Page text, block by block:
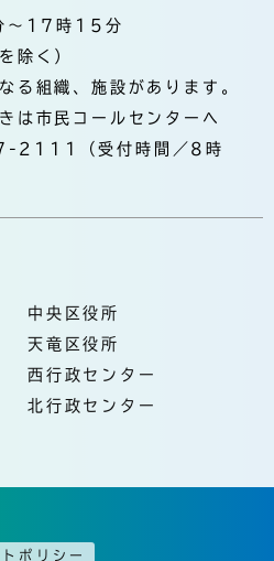
～17時15分
除く）
る組織、施設があります。
は市民コールセンターへ
2111（受付時間／8時
中央区役所
天竜区役所
西行政センター
北行政センター
ポリシー